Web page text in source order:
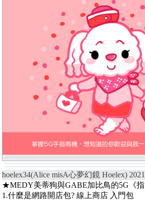
hoelex34(Alice misA心夢幻鏡 Hoelex)
★MEDY美蒂狗與GABE加比鳥的5G《
1.什麼是網路開店包? 線上商店 入門包